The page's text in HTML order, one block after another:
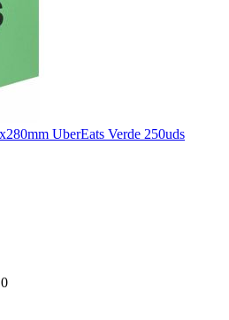
UberEats Verde 250uds